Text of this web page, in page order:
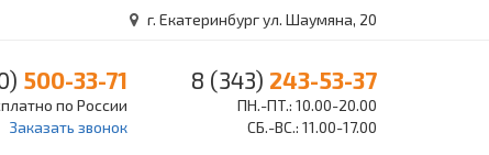
г. Екатеринбург ул. Шаумяна, 20
500-33-71
по России
Заказать звонок
8 (343) 243-53-37
ПН.-ПТ.: 10.00-20.00
СБ.-ВС.: 11.00-17.00